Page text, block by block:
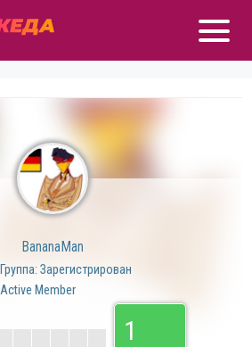
BananaMan
Группа: Зарегистрирован
Active Member
1